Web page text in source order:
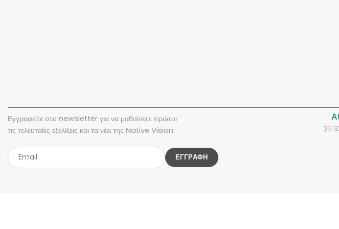
Εγγραφείτε στο newsletter για να μαθαίνετε πρώτοι
τις τελευταίες εξελίξεις και τα νέα της Native Vision.
211